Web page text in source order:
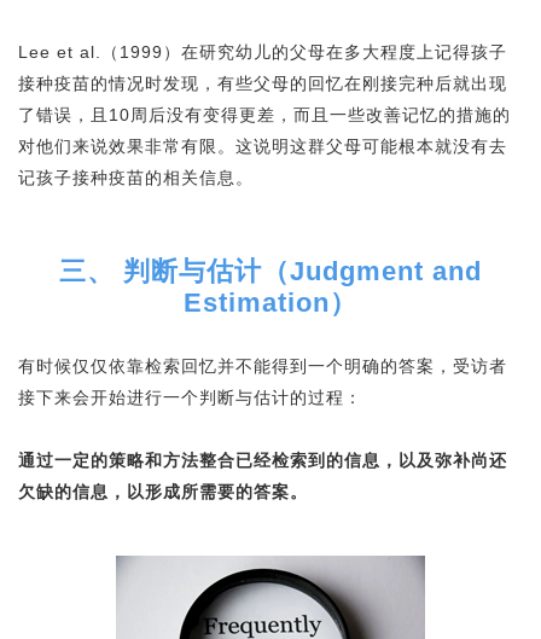
Lee et al.（1999）在研究幼儿的父母在多大程度上记得孩子
接种疫苗的情况时发现，有些父母的回忆在刚接完种后就出现
了错误，且10周后没有变得更差，而且一些改善记忆的措施的
对他们来说效果非常有限。这说明这群父母可能根本就没有去
记孩子接种疫苗的相关信息。
三、 判断与估计（Judgment and
Estimation）
有时候仅仅依靠检索回忆并不能得到一个明确的答案，受访者
接下来会开始进行一个判断与估计的过程：
通过一定的策略和方法整合已经检索到的信息，以及弥补尚还
欠缺的信息，以形成所需要的答案。